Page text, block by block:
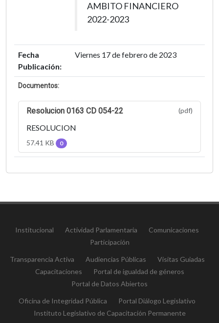
AMBITO FINANCIERO
2022-2023
Fecha
Publicación:
Viernes 17 de febrero de 2023
Documentos:
Resolucion 0163 CD 054-22 (pdf)
RESOLUCION
57.41 KB 0
Institucional Actividad Parlamentaria
Comunicaciones
Participación
Transparencia Activa Audiencias Públicas
Visitas Guiadas
Capacitaciones
Portal de igualdad de géneros
Portal de Datos Abiertos
Oficina de Integridad Pública
Portal Diálogo Legislativo
Instituto Legislativo de Capacitación Permanente